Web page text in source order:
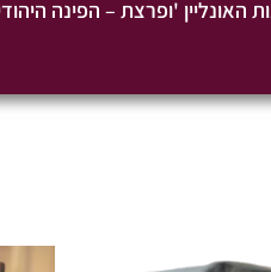
האונליין 'ופרצת – הפינה